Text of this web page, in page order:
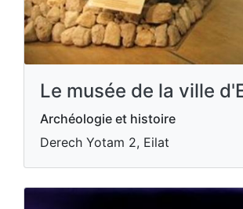
Le musée de la ville
Archéologie et histoire
Derech Yotam 2, Eilat